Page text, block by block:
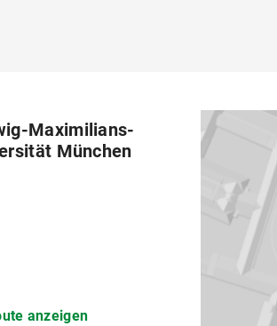
Maximilians-
München
anzeigen